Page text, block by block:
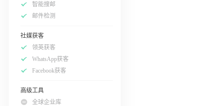
智能搜邮
邮件检测
社媒获客
领英获客
WhatsApp获客
Facebook获客
高级工具
全球企业库